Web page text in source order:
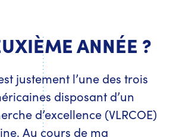
ANNÉE ?
justement l’une des trois
disposant d’un
d’excellence (VLRCOE)
Au cours de ma